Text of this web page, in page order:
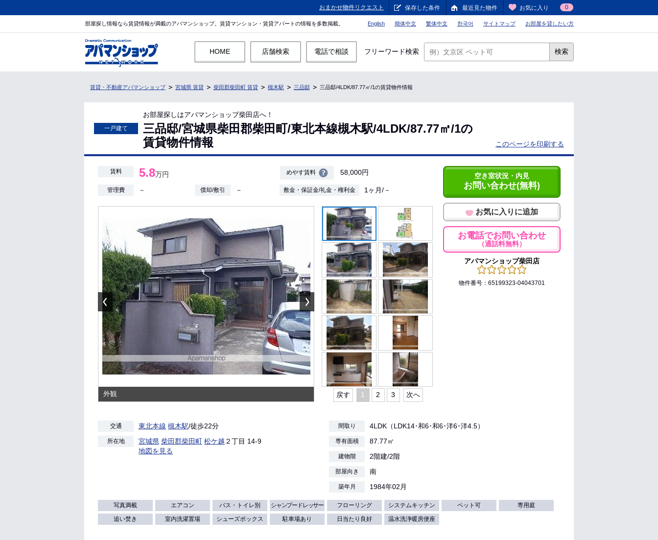
おまかせ物件リクエスト 保存した条件 最近見た物件 お気に入り 0
部屋探し情報なら賃貸情報が満載のアパマンショップ。賃貸マンション・賃貸アパートの情報を多数掲載。 English 簡体中文 繁体中文 한국어 サイトマップ お部屋を貸したい方
HOME 店舗検索 電話で相談 フリーワード検索 検索
賃貸・不動産アパマンショップ 宮城県 賃貸 柴田郡柴田町 賃貸 槻木駅 三品邸 三品邸/4LDK/87.77㎡/1の賃貸物件情報
一戸建て
お部屋探しはアパマンショップ柴田店へ！
三品邸/宮城県柴田郡柴田町/東北本線槻木駅/4LDK/87.77㎡/1の
賃貸物件情報
このページを印刷する
賃料 5.8万円 めやす賃料 58,000円
管理費 － 償却/敷引 － 敷金・保証金/礼金・権利金 1ヶ月/－
外観 戻す 1 2 3 次へ
空き室状況・内見
お問い合わせ(無料)
お気に入りに追加
お電話でお問い合わせ
（通話料無料）
アパマンショップ柴田店
物件番号：65199323-04043701
交通 東北本線 槻木駅/徒歩22分
所在地 宮城県 柴田郡柴田町 松ケ越 ２丁目 14-9
地図を見る
間取り 4LDK（LDK14･和6･和6･洋6･洋4.5）
専有面積 87.77㎡
建物階 2階建/2階
部屋向き 南
築年月 1984年02月
写真満載 エアコン バス・トイレ別 シャンプードレッサー フローリング システムキッチン ペット可
専用庭
追い焚き
室内洗濯置場 シューズボックス 駐車場あり 日当たり良好 温水洗浄暖房便座